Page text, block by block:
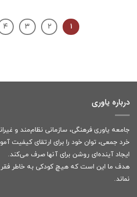
۱ ۲ ۳ ۴
درباره یاوری
جامعه یاوری فرهنگی، سازمانی نظام‌مند و
خرد جمعی، توان خود را برای ارتقای کیفیت
ایجاد آینده‌ای روشن برای آنها صرف می‌کند.
هدف ما این است که هیچ کودکی به خاطر فقر
نماند.